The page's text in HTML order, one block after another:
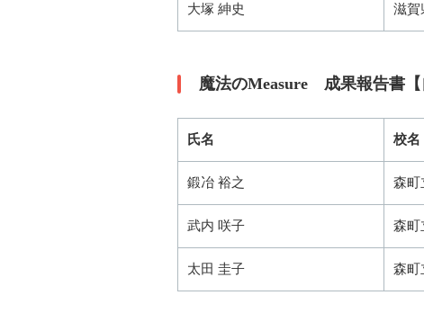
大塚 紳史 滋賀
魔法のMeasure 成果報告書
氏名 校名
鍛冶 裕之 森町
武内 咲子 森町
太田 圭子 森町